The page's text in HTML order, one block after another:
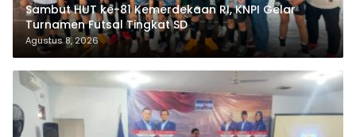
Sambut HUT ke-81 Kemerdekaan RI, KNPI Gelar
Turnamen Futsal Tingkat SD
Agustus 8, 2026